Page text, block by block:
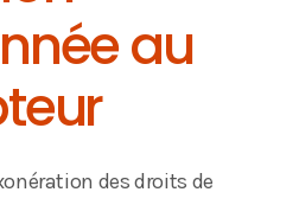
au
des droits de